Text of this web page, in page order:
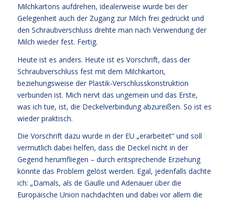
Milchkartons aufdrehen, idealerweise wurde bei der
Gelegenheit auch der Zugang zur Milch frei gedrückt und
den Schraubverschluss drehte man nach Verwendung der
Milch wieder fest. Fertig.
Heute ist es anders. Heute ist es Vorschrift, dass der
Schraubverschluss fest mit dem Milchkarton,
beziehungsweise der Plastik-Verschlusskonstruktion
verbunden ist. Mich nervt das ungemein und das Erste,
was ich tue, ist, die Deckelverbindung abzureißen. So ist es
wieder praktisch.
Die Vorschrift dazu wurde in der EU „erarbeitet“ und soll
vermutlich dabei helfen, dass die Deckel nicht in der
Gegend herumfliegen – durch entsprechende Erziehung
könnte das Problem gelöst werden. Egal, jedenfalls dachte
ich: „Damals, als de Gaulle und Adenauer über die
Europäische Union nachdachten und dabei vor allem die